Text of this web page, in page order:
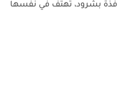
بشرود، تهتف في نفسها